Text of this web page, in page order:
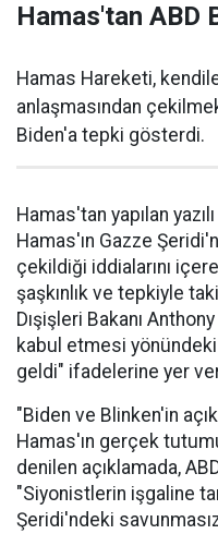
Hamas'tan ABD
Hamas Hareketi,
anlaşmasından
Biden'a tepki gösterdi.
Hamas'tan yapılan
Hamas'ın Gazze
çekildiği iddialarını
şaşkınlık ve tepkiyle
Dışişleri Bakanı
kabul etmesi
geldi" ifadelerine yer
"Biden ve Blinken'in
Hamas'ın gerçek
denilen açıklamada,
"Siyonistlerin işgaline
Şeridi'ndeki